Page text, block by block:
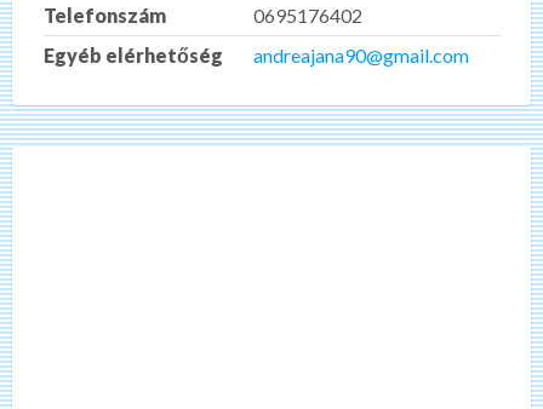
Telefonszám
0695176402
Egyéb elérhetőség
andreajana90@gmail.com